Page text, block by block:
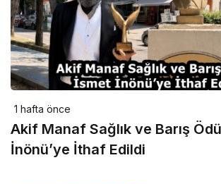
1 hafta önce
Akif Manaf Sağlık ve Barış
İnönü’ye İthaf Edildi